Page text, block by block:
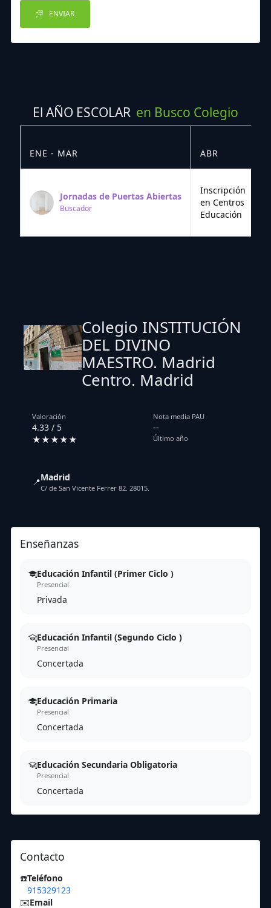
ENVIAR
El AÑO ESCOLAR en Busco Colegio
ENE - MAR ABR
Jornadas de Puertas Abiertas
Buscador
Inscripción
en Centros
Educación
Colegio INSTITUCIÓN
DEL DIVINO
MAESTRO. Madrid
Centro. Madrid
Valoración
4.33 / 5
★★★★★
Nota media PAU
--
Último año
📍Madrid
C/ de San Vicente Ferrer 82. 28015.
Enseñanzas
Educación Infantil (Primer Ciclo )
Presencial
Privada
Educación Infantil (Segundo Ciclo )
Presencial
Concertada
Educación Primaria
Presencial
Concertada
Educación Secundaria Obligatoria
Presencial
Concertada
Contacto
☎️Teléfono
915329123
✉️Email